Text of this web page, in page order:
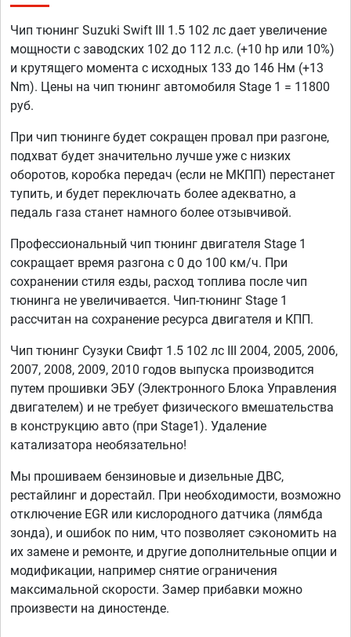
Чип тюнинг Suzuki Swift III 1.5 102 лс дает увеличение
мощности с заводских 102 до 112 л.с. (+10 hp или 10%)
и крутящего момента с исходных 133 до 146 Нм (+13
Nm). Цены на чип тюнинг автомобиля Stage 1 = 11800
руб.
При чип тюнинге будет сокращен провал при разгоне,
подхват будет значительно лучше уже с низких
оборотов, коробка передач (если не МКПП) перестанет
тупить, и будет переключать более адекватно, а
педаль газа станет намного более отзывчивой.
Профессиональный чип тюнинг двигателя Stage 1
сокращает время разгона с 0 до 100 км/ч. При
сохранении стиля езды, расход топлива после чип
тюнинга не увеличивается. Чип-тюнинг Stage 1
рассчитан на сохранение ресурса двигателя и КПП.
Чип тюнинг Сузуки Свифт 1.5 102 лс III 2004, 2005, 2006,
2007, 2008, 2009, 2010 годов выпуска производится
путем прошивки ЭБУ (Электронного Блока Управления
двигателем) и не требует физического вмешательства
в конструкцию авто (при Stage1). Удаление
катализатора необязательно!
Мы прошиваем бензиновые и дизельные ДВС,
рестайлинг и дорестайл. При необходимости, возможно
отключение EGR или кислородного датчика (лямбда
зонда), и ошибок по ним, что позволяет сэкономить на
их замене и ремонте, и другие дополнительные опции и
модификации, например снятие ограничения
максимальной скорости. Замер прибавки можно
произвести на диностенде.